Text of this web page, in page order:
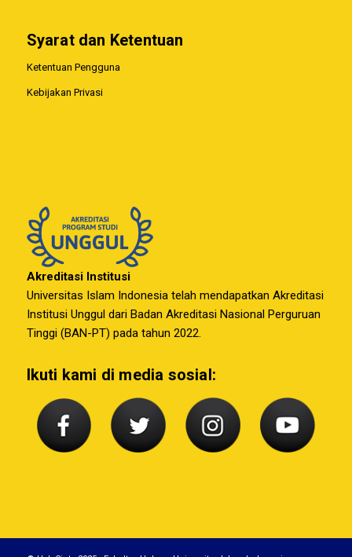
Syarat dan Ketentuan
Ketentuan Pengguna
Kebijakan Privasi
Akreditasi Institusi
Universitas Islam Indonesia telah mendapatkan Akreditasi
Institusi Unggul dari Badan Akreditasi Nasional Perguruan
Tinggi (BAN-PT) pada tahun 2022.
Ikuti kami di media sosial: